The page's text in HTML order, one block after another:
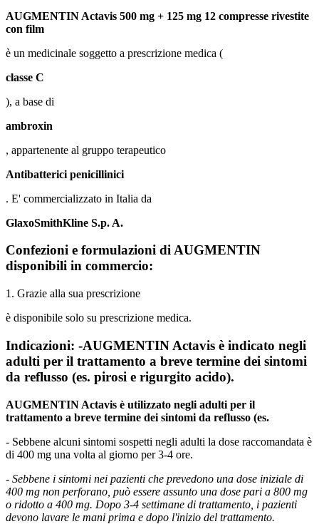
AUGMENTIN Actavis 500 mg + 125 mg 12 compresse rivestite
con film
è un medicinale soggetto a prescrizione medica (
classe C
), a base di
ambroxin
, appartenente al gruppo terapeutico
Antibatterici penicillinici
. E' commercializzato in Italia da
GlaxoSmithKline S.p. A.
Confezioni e formulazioni diAUGMENTIN
disponibili in commercio:
1. Grazie alla sua prescrizione
è disponibile solo su prescrizione medica.
Indicazioni: -AUGMENTIN Actavis è indicato negli
adulti per il trattamento a breve termine dei sintomi
da reflusso (es. pirosi e rigurgito acido).
AUGMENTIN Actavis è utilizzato negli adulti per il
trattamento a breve termine dei sintomi da reflusso (es.
- Sebbene alcuni sintomi sospetti negli adulti la dose raccomandata è
di 400 mg una volta al giorno per 3-4 ore.
- Sebbene i sintomi nei pazienti che prevedono una dose iniziale di
400 mg non perforano, può essere assunto una dose pari a 800 mg
o ridotto a 400 mg. Dopo 3-4 settimane di trattamento, i pazienti
devono lavare le mani prima e dopo l'inizio del trattamento.